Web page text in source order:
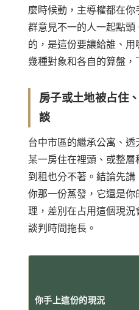
麼時候動，主導權都在
群意見不一的人一起點頭
的，是這份要讓給誰、
幾種對象和各自的算盤，
房子或土地被占住
談
台中市區的繼承公寓、透
某一房住在裡頭、或整
到租也分不著。結論先
你那一份蒸發，它還是你
理，差別在占用這個現況
談判時間拖長。
你手上這份的現況